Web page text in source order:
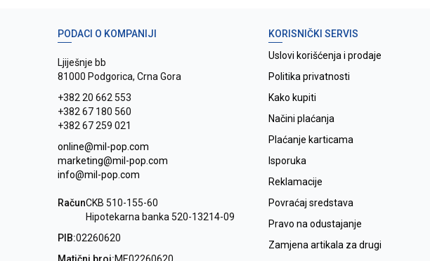
PODACI O KOMPANIJI
Ljiješnje bb
81000 Podgorica, Crna Gora
+382 20 662 553
+382 67 180 560
+382 67 259 021
online@mil-pop.com
marketing@mil-pop.com
info@mil-pop.com
RačunCKB 510-155-60
Hipotekarna banka 520-13214-09
PIB:02260620
KORISNIČKI SERVIS
Uslovi korišćenja i prodaje
Politika privatnosti
Kako kupiti
Načini plaćanja
Plaćanje karticama
Isporuka
Reklamacije
Povraćaj sredstava
Pravo na odustajanje
Zamjena artikala za drugi